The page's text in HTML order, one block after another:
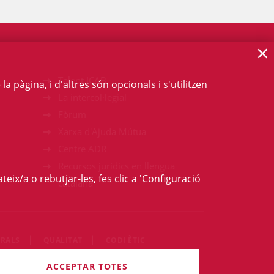
Talent ICAB
catalana
són reservats.
pàgina, i d'altres són opcionals i s'utilitzen
a o rebutjar-les, fes clic a 'Configuració
ACCEPTAR TOTES
×